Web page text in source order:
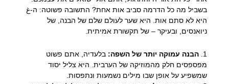
בשביל מה כל הדרמה סביב אות אחת? התשובה פשוטה: ה-غ
היא לא סתם אות. היא שער לעולם שלם של הבנה, של
ניואנסים, ובעיקר – של תקשורת אמיתית.
1. הבנה עמוקה יותר של השפה: בלעדיה, אתם פשוט
מפספסים חלק מהמוזיקה של הערבית. היא צליל יסוד
שמשפיע על אופן שבו מילים נשמעות ונתפסות.